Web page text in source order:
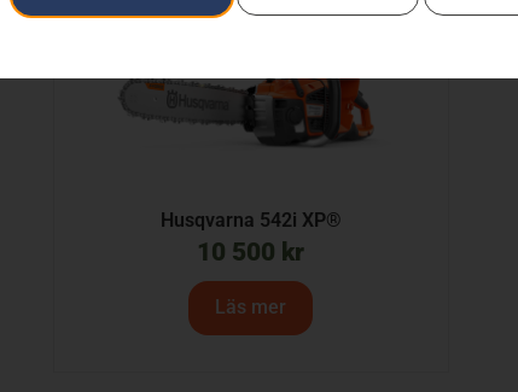
Husqvarna 542i XP®
10 500 kr
Läs mer